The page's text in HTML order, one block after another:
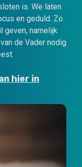
is. We laten
en geduld. Zo
geven, namelijk
de Vader nodig
hier in